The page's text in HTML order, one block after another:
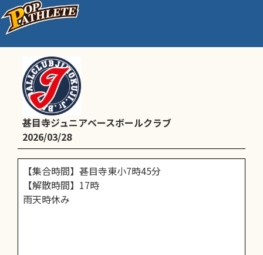
Cチーム予定
甚目寺ジュニアベースボールクラブ
2026/03/28
【集合時間】甚目寺東小7時45分
【解散時間】17時
雨天時休み